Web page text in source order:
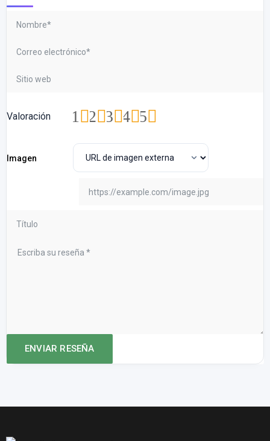
Valoración 5
4
3
2
1
Imagen